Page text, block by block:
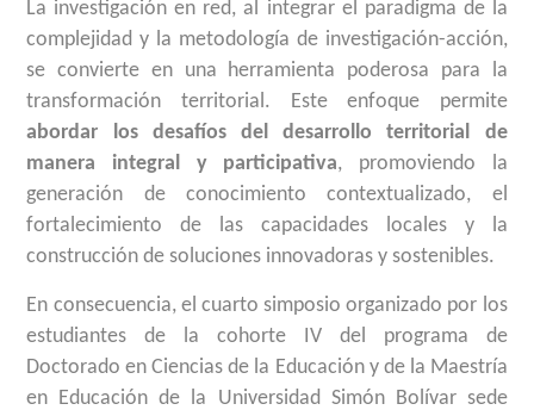
La investigación en red, al integrar el paradigma de la
complejidad y la metodología de investigación-acción,
se convierte en una herramienta poderosa para la
transformación territorial. Este enfoque permite
abordar los desafíos del desarrollo territorial de
manera integral y participativa, promoviendo la
generación de conocimiento contextualizado, el
fortalecimiento de las capacidades locales y la
construcción de soluciones innovadoras y sostenibles.
En consecuencia, el cuarto simposio organizado por los
estudiantes de la cohorte IV del programa de
Doctorado en Ciencias de la Educación y de la Maestría
en Educación de la Universidad Simón Bolívar sede